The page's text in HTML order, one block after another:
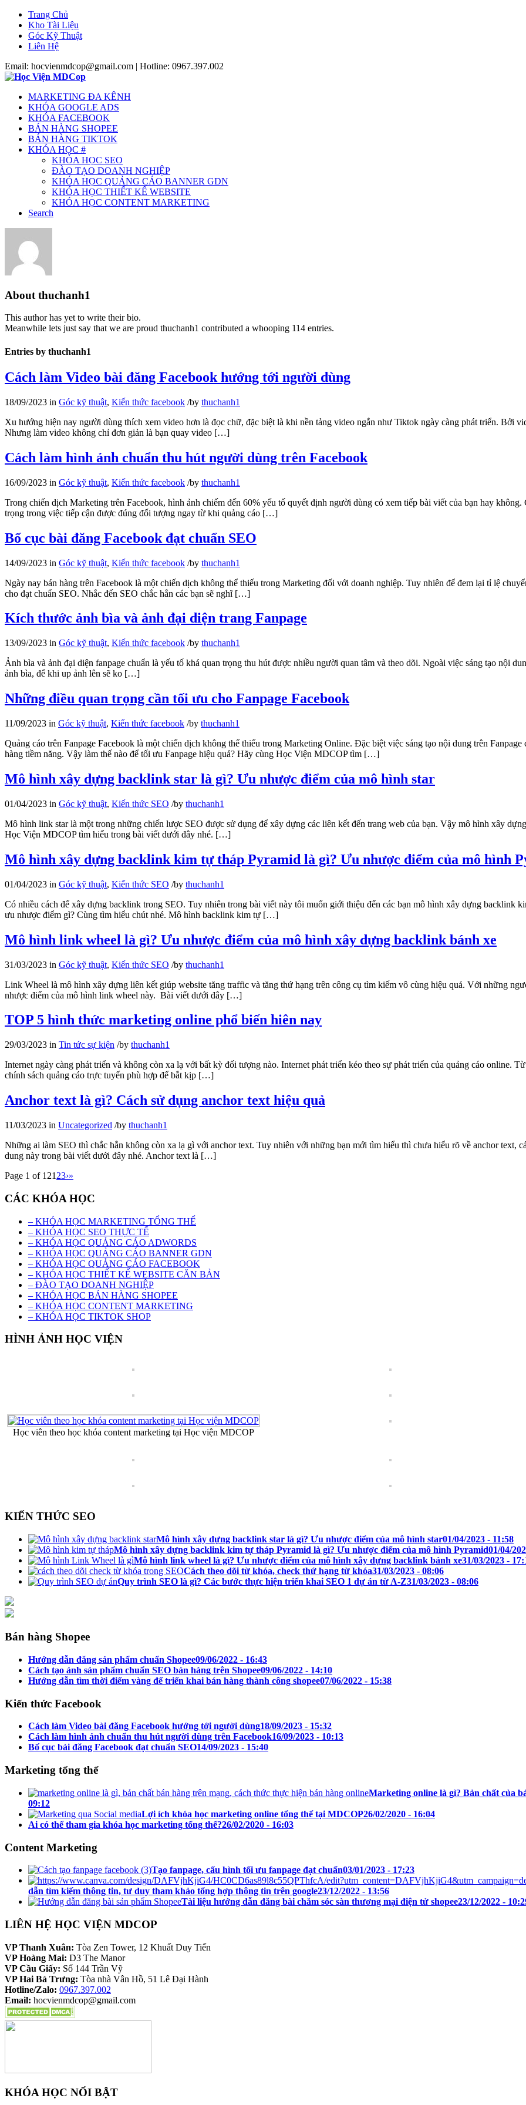
Trang Chủ
Kho Tài Liệu
Góc Kỹ Thuật
Liên Hệ
Email: hocvienmdcop@gmail.com | Hotline: 0967.397.002
MARKETING ĐA KÊNH
KHÓA GOOGLE ADS
KHÓA FACEBOOK
BÁN HÀNG SHOPEE
BÁN HÀNG TIKTOK
KHÓA HỌC #
KHÓA HỌC SEO
ĐÀO TẠO DOANH NGHIỆP
KHÓA HỌC QUẢNG CÁO BANNER GDN
KHÓA HỌC THIẾT KẾ WEBSITE
KHÓA HỌC CONTENT MARKETING
Search
About thuchanh1
This author has yet to write their bio.
Meanwhile lets just say that we are proud thuchanh1 contributed a whooping 114 entries.
Entries by thuchanh1
Cách làm Video bài đăng Facebook hướng tới người dùng
18/09/2023 in Góc kỹ thuật, Kiến thức facebook /by thuchanh1
Xu hướng hiện nay người dùng thích xem video hơn là đọc chữ, đặc biệt là khi nền tảng video ngắn như Tiktok ngày càng phát triển. Bởi
Nhưng làm video không chỉ đơn giản là bạn quay video […]
Cách làm hình ảnh chuẩn thu hút người dùng trên Facebook
16/09/2023 in Góc kỹ thuật, Kiến thức facebook /by thuchanh1
Trong chiến dịch Marketing trên Facebook, hình ảnh chiếm đến 60% yếu tố quyết định người dùng có xem tiếp bài viết của bạn hay
trọng trong việc tiếp cận được đúng đối tượng ngay từ khi quảng cáo […]
Bố cục bài đăng Facebook đạt chuẩn SEO
14/09/2023 in Góc kỹ thuật, Kiến thức facebook /by thuchanh1
Ngày nay bán hàng trên Facebook là một chiến dịch không thể thiếu trong Marketing đối với doanh nghiệp. Tuy nhiên để đem lại tỉ lệ
cho đạt chuẩn SEO. Nhắc đến SEO chắc hẳn các bạn sẽ nghĩ […]
Kích thước ảnh bìa và ảnh đại diện trang Fanpage
13/09/2023 in Góc kỹ thuật, Kiến thức facebook /by thuchanh1
Ảnh bìa và ảnh đại diện fanpage chuẩn là yếu tố khá quan trọng thu hút được nhiều người quan tâm và theo dõi. Ngoài việc sáng tạo nội
ảnh bìa, để khi up ảnh lên sẽ ko […]
Những điều quan trọng cần tối ưu cho Fanpage Facebook
11/09/2023 in Góc kỹ thuật, Kiến thức facebook /by thuchanh1
Quảng cáo trên Fanpage Facebook là một chiến dịch không thể thiếu trong Marketing Online. Đặc biệt việc sáng tạo nội dung trên
hàng tiềm năng. Vậy làm thế nào để tối ưu Fanpage hiệu quả? Hãy cùng Học Viện MDCOP tìm […]
Mô hình xây dựng backlink star là gì? Ưu nhược điểm của mô hình star
01/04/2023 in Góc kỹ thuật, Kiến thức SEO /by thuchanh1
Mô hình link star là một trong những chiến lược SEO được sử dụng để xây dựng các liên kết đến trang web của bạn. Vậy mô hình xây
Học Viện MDCOP tìm hiểu trong bài viết dưới đây nhé. […]
Mô hình xây dựng backlink kim tự tháp Pyramid là gì? Ưu nhược điểm của mô hình
01/04/2023 in Góc kỹ thuật, Kiến thức SEO /by thuchanh1
Có nhiều cách để xây dựng backlink trong SEO. Tuy nhiên trong bài viết này tôi muốn giới thiệu đến các bạn mô hình xây dựng
ưu nhược điểm gì? Cùng tìm hiểu chút nhé. Mô hình backlink kim tự […]
Mô hình link wheel là gì? Ưu nhược điểm của mô hình xây dựng backlink bánh xe
31/03/2023 in Góc kỹ thuật, Kiến thức SEO /by thuchanh1
Link Wheel là mô hình xây dựng liên kết giúp website tăng traffic và tăng thứ hạng trên công cụ tìm kiếm vô cùng hiệu quả. Với những
nhược điểm của mô hình link wheel này. Bài viết dưới đây […]
TOP 5 hình thức marketing online phổ biến hiên nay
29/03/2023 in Tin tức sự kiện /by thuchanh1
Internet ngày càng phát triển và không còn xa lạ với bất kỳ đối tượng nào. Internet phát triển kéo theo sự phát triển của quảng cáo online.
chính sách quảng cáo trực tuyến phù hợp để bắt kịp […]
Anchor text là gì? Cách sử dụng anchor text hiệu quả
11/03/2023 in Uncategorized /by thuchanh1
Những ai làm SEO thì chắc hẳn không còn xa lạ gì với anchor text. Tuy nhiên với những bạn mới tìm hiểu thì chưa hiểu rõ về anchor text,
dung này trong bài viết dưới đây nhé. Anchor text là […]
Page 1 of 121 23›»
CÁC KHÓA HỌC
– KHÓA HỌC MARKETING TỔNG THỂ
– KHÓA HỌC SEO THỰC TẾ
– KHÓA HỌC QUẢNG CÁO ADWORDS
– KHÓA HỌC QUẢNG CÁO BANNER GDN
– KHÓA HỌC QUẢNG CÁO FACEBOOK
– KHÓA HỌC THIẾT KẾ WEBSITE CĂN BẢN
– ĐÀO TẠO DOANH NGHIỆP
– KHÓA HỌC BÁN HÀNG SHOPEE
– KHÓA HỌC CONTENT MARKETING
– KHÓA HỌC TIKTOK SHOP
HÌNH ẢNH HỌC VIỆN
Học viên theo học khóa content marketing tại Học viện MDCOP
KIẾN THỨC SEO
Mô hình xây dựng backlink star là gì? Ưu nhược điểm của mô hình star01/04/2023 - 11:58
Mô hình xây dựng backlink kim tự tháp Pyramid là gì? Ưu nhược điểm của mô hình Pyramid01/04/
Mô hình link wheel là gì? Ưu nhược điểm của mô hình xây dựng backlink bánh xe31/03/2023 -
Cách theo dõi từ khóa, check thứ hạng từ khóa31/03/2023 - 08:06
Quy trình SEO là gì? Các bước thực hiện triển khai SEO 1 dự án từ A-Z31/03/2023 - 08:06
Bán hàng Shopee
Hướng dẫn đăng sản phẩm chuẩn Shopee09/06/2022 - 16:43
Cách tạo ảnh sản phẩm chuẩn SEO bán hàng trên Shopee09/06/2022 - 14:10
Hướng dẫn tìm thời điểm vàng để triển khai bán hàng thành công shopee07/06/2022 - 15:38
Kiến thức Facebook
Cách làm Video bài đăng Facebook hướng tới người dùng18/09/2023 - 15:32
Cách làm hình ảnh chuẩn thu hút người dùng trên Facebook16/09/2023 - 10:13
Bố cục bài đăng Facebook đạt chuẩn SEO14/09/2023 - 15:40
Marketing tổng thể
Marketing online là gì? Bản chất của
09:12
Lợi ích khóa học marketing online tổng thể tại MDCOP26/02/2020 - 16:04
Ai có thể tham gia khóa học marketing tổng thể?26/02/2020 - 16:03
Content Marketing
Tạo fanpage, cấu hình tối ưu fanpage đạt chuẩn03/01/2023 - 17:23
dẫn tìm kiếm thông tin, tư duy tham khảo tổng hợp thông tin trên google23/12/2022 - 13:56
Tài liệu hướng dẫn đăng bài chăm sóc sàn thương mại điện tử shopee23/12/2022 -
LIÊN HỆ HỌC VIỆN MDCOP
VP Thanh Xuân: Tòa Zen Tower, 12 Khuất Duy Tiến
VP Hoàng Mai: D3 The Manor
VP Cầu Giấy: Số 144 Trần Vỹ
VP Hai Bà Trưng: Tòa nhà Vân Hồ, 51 Lê Đại Hành
Hotline/Zalo: 0967.397.002
Email: hocvienmdcop@gmail.com
KHÓA HỌC NỔI BẬT